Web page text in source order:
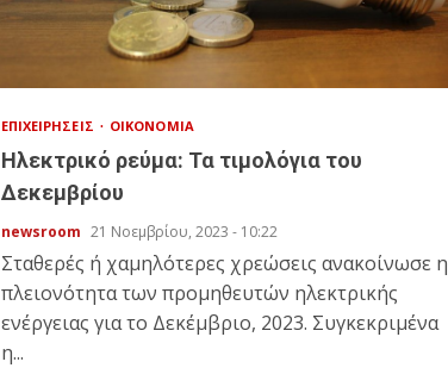
ΕΠΙΧΕΙΡΉΣΕΙΣ ΟΙΚΟΝΟΜΊΑ
Ηλεκτρικό ρεύμα: Τα τιμολόγια του
Δεκεμβρίου
newsroom 21 Νοεμβρίου, 2023 - 10:22
Σταθερές ή χαμηλότερες χρεώσεις ανακοίνωσε η
πλειονότητα των προμηθευτών ηλεκτρικής
ενέργειας για το Δεκέμβριο, 2023. Συγκεκριμένα
η...